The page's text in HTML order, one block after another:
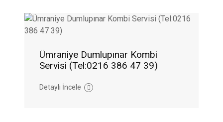
Ümraniye Dumlupınar Kombi
Servisi (Tel:0216 386 47 39)
Detaylı İncele